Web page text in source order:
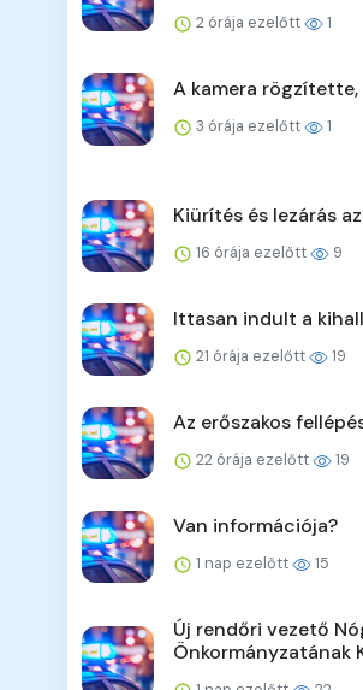
2 órája ezelőtt 1
A kamera
3 órája ezelőtt 1
Kiürítés és lezárás
16 órája ezelőtt 9
Ittasan indult a
21 órája ezelőtt 19
Az erőszakos
22 órája ezelőtt 19
Van információja?
1 nap ezelőtt 15
Új rendőri vezető
Önkormányzatának